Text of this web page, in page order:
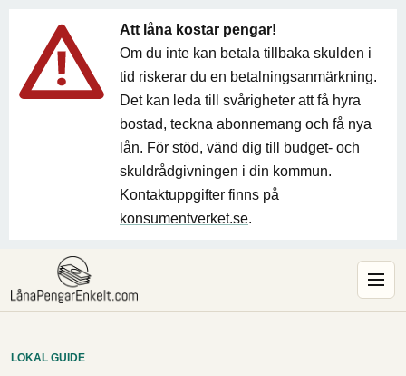
Att låna kostar pengar!
Om du inte kan betala tillbaka skulden i
tid riskerar du en betalningsanmärkning.
Det kan leda till svårigheter att få hyra
bostad, teckna abonnemang och få nya
lån. För stöd, vänd dig till budget- och
skuldrådgivningen i din kommun.
Kontaktuppgifter finns på
konsumentverket.se.
LOKAL GUIDE